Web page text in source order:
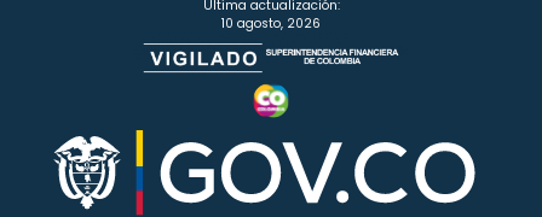
Última actualización:
10 agosto, 2026